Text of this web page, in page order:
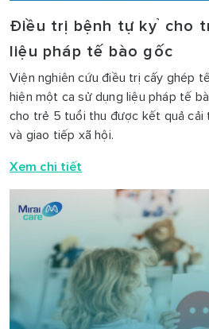
Điều trị bệnh tự kỷ cho
liệu pháp tế bào gốc
Viện nghiên cứu điều trị cấy ghép
hiện một ca sử dụng liệu pháp tế
cho trẻ 5 tuổi thu được kết quả cải
và giao tiếp xã hội.
Xem chi tiết